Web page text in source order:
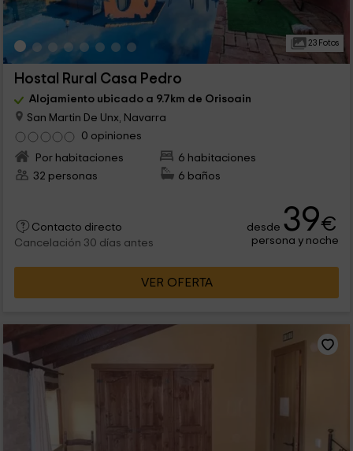
23 Fotos
Hostal Rural Casa Pedro
Alojamiento ubicado a 9.7km de Orisoain
San Martin De Unx, Navarra
0 opiniones
Por habitaciones
6 habitaciones
32 personas
6 baños
Contacto directo
Cancelación 30 días antes
desde 39€
persona y noche
VER OFERTA